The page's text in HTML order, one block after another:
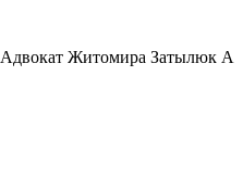
Адвокат Житомира Затылюк